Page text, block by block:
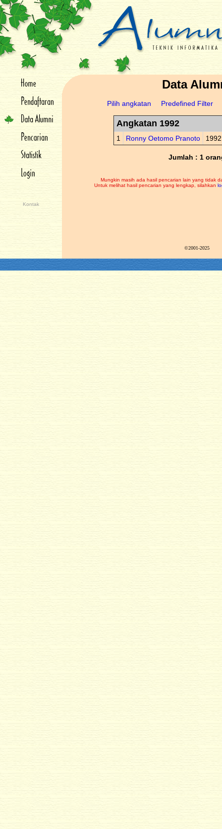
Kontak
Data
Pilih angkatan Predefined Filter
Angkatan 1992
1 Ronny Oetomo Pranoto 1992
Jumlah : 1
Mungkin masih ada hasil pencarian lain yang tidak
Untuk melihat hasil pencarian yang lengkap, silahkan
©2001-2025